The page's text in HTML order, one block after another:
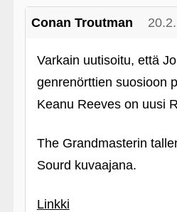
Conan Troutman
Varkain uutisoitu, että
genrenörttien suosioon
Keanu Reeves on uusi
The Grandmasterin
Sourd kuvaajana.
Linkki